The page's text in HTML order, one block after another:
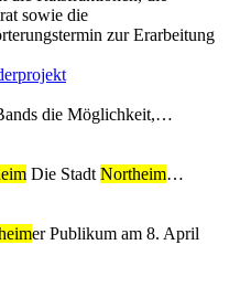
sowie die
zur Erarbeitung
die Möglichkeit,…
Die Stadt Northeim…
er Publikum am 8. April